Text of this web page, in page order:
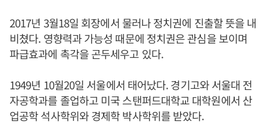
2017년 3월18일 회장에서 물러나 정치권에 진출할 뜻을 내
비쳤다. 영향력과 가능성 때문에 정치권은 관심을 보이며
파급효과에 촉각을 곤두세우고 있다.
1949년 10월20일 서울에서 태어났다. 경기고와 서울대 전
자공학과를 졸업하고 미국 스탠퍼드대학교 대학원에서 산
업공학 석사학위와 경제학 박사학위를 받았다.